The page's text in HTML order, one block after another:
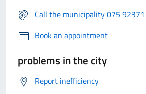
Call the municipality 075 92371
Book an appointment
problems in the city
Report inefficiency